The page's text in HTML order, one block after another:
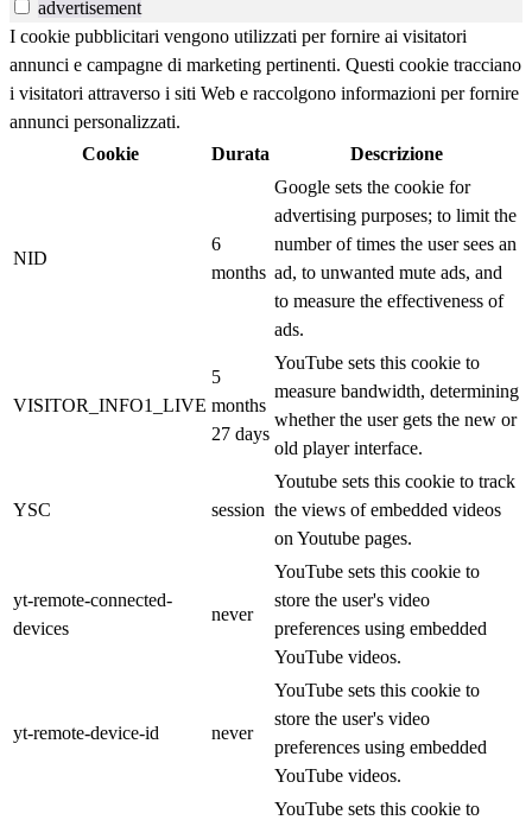
advertisement
I cookie pubblicitari vengono utilizzati per fornire ai visitatori
annunci e campagne di marketing pertinenti. Questi cookie tracciano
i visitatori attraverso i siti Web e raccolgono informazioni per fornire
annunci personalizzati.
Cookie
Durata Descrizione
NID
6
months
Google sets the cookie for
advertising purposes; to limit the
number of times the user sees an
ad, to unwanted mute ads, and
to measure the effectiveness of
ads.
VISITOR_INFO1_LIVE
5
months
27 days
YouTube sets this cookie to
measure bandwidth, determining
whether the user gets the new or
old player interface.
YSC session
Youtube sets this cookie to track
the views of embedded videos
on Youtube pages.
yt-remote-connected-
devices
never
YouTube sets this cookie to
store the user's video
preferences using embedded
YouTube videos.
yt-remote-device-id never
YouTube sets this cookie to
store the user's video
preferences using embedded
YouTube videos.
YouTube sets this cookie to